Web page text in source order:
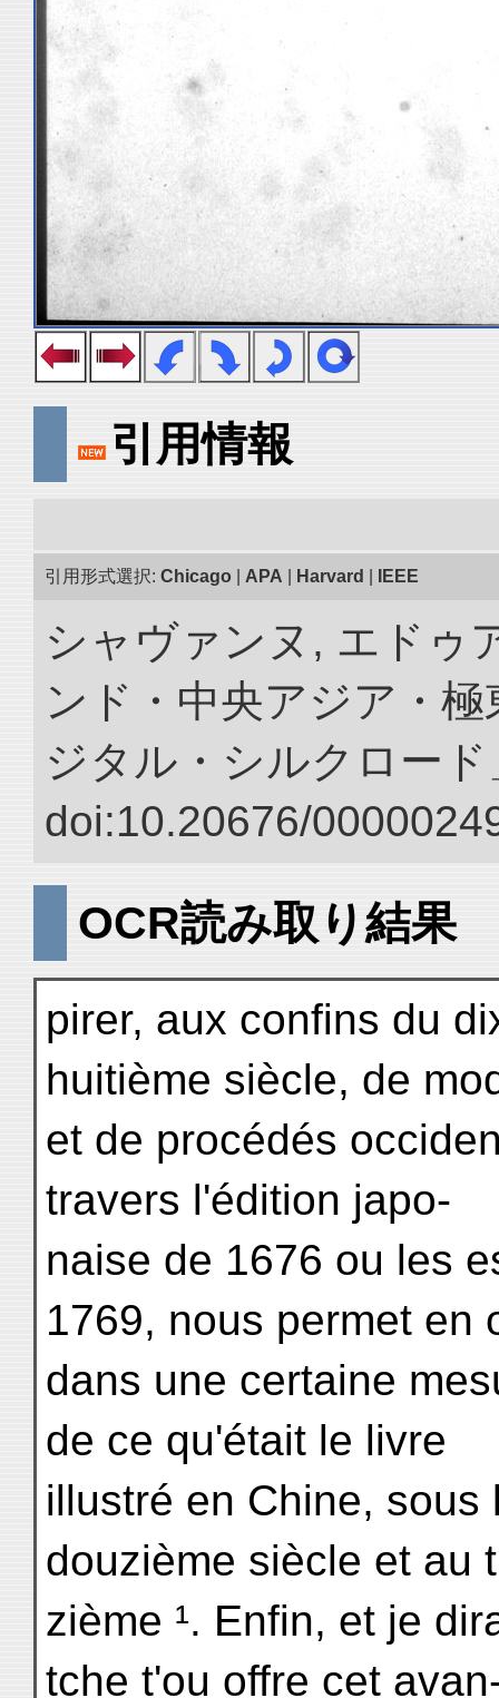
引用情報
引用形式選択: Chicago APA Harvard IEEE
シャヴァンヌ, エドゥ
ンド・中央アジア・
ジタル・シルクロー
doi:10.20676/
OCR読み取り結果
pirer, aux confins du
huitième siècle, de
et de procédés
travers l'édition japo-
naise de 1676 ou les
1769, nous permet en
dans une certaine
de ce qu'était le livre
illustré en Chine,
douzième siècle et au
zième ¹. Enfin, et je
tche t'ou offre cet